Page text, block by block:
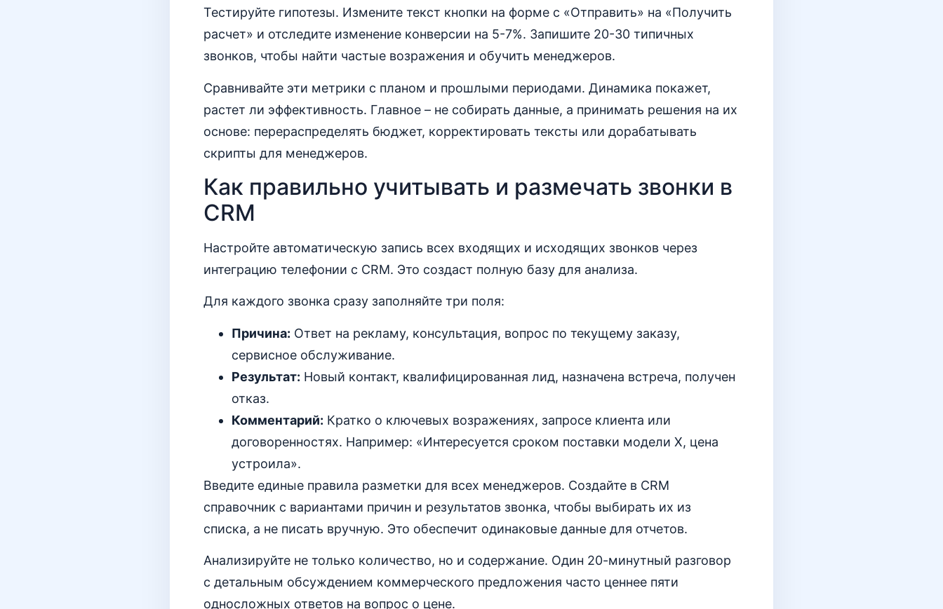
Тестируйте гипотезы. Измените текст кнопки на форме с «Отправить» на «Получить
расчет» и отследите изменение конверсии на 5-7%. Запишите 20-30 типичных
звонков, чтобы найти частые возражения и обучить менеджеров.
Сравнивайте эти метрики с планом и прошлыми периодами. Динамика покажет,
растет ли эффективность. Главное – не собирать данные, а принимать решения на их
основе: перераспределять бюджет, корректировать тексты или дорабатывать
скрипты для менеджеров.
Как правильно учитывать и размечать звонки в
CRM
Настройте автоматическую запись всех входящих и исходящих звонков через
интеграцию телефонии с CRM. Это создаст полную базу для анализа.
Для каждого звонка сразу заполняйте три поля:
Причина: Ответ на рекламу, консультация, вопрос по текущему заказу,
сервисное обслуживание.
Результат: Новый контакт, квалифицированная лид, назначена встреча, получен
отказ.
Комментарий: Кратко о ключевых возражениях, запросе клиента или
договоренностях. Например: «Интересуется сроком поставки модели X, цена
устроила».
Введите единые правила разметки для всех менеджеров. Создайте в CRM
справочник с вариантами причин и результатов звонка, чтобы выбирать их из
списка, а не писать вручную. Это обеспечит одинаковые данные для отчетов.
Анализируйте не только количество, но и содержание. Один 20-минутный разговор
с детальным обсуждением коммерческого предложения часто ценнее пяти
односложных ответов на вопрос о цене.